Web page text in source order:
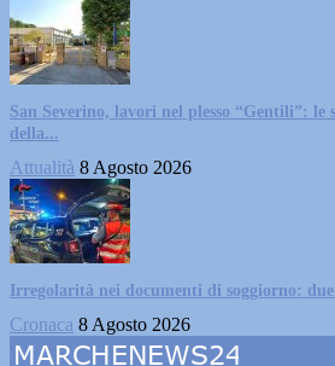
San Severino, lavori nel plesso “Gentili”: le
della...
Attualità 8 Agosto 2026
Irregolarità nei documenti di soggiorno:
Cronaca 8 Agosto 2026